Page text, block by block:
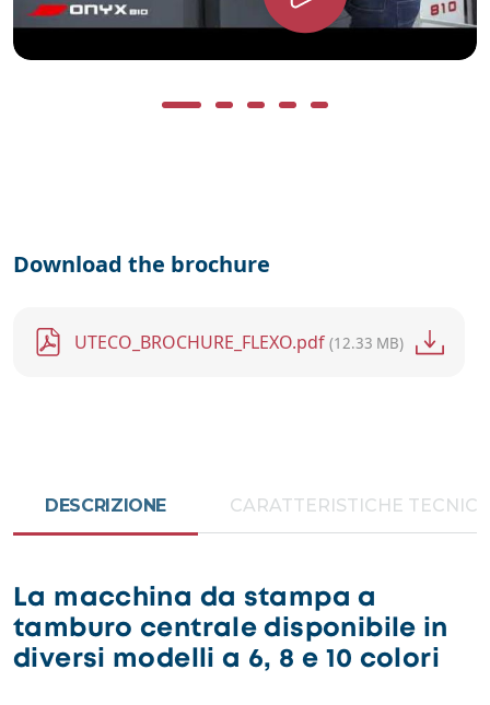
Download the brochure
File
UTECO_BROCHURE_FLEXO.pdf (12.33 MB)
DESCRIZIONE CARATTERISTICHE
La macchina da stampa a
tamburo centrale disponibile in
diversi modelli a 6, 8 e 10 colori